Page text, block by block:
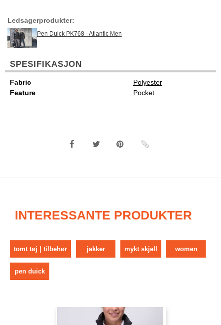
Ledsagerprodukter:
Pen Duick PK768 - Atlantic Men
SPESIFIKASJON
Fabric
Polyester
Feature
Pocket
INTERESSANTE PRODUKTER
tomt tøj | tilbehør jakker mykt skjell women
pen duick